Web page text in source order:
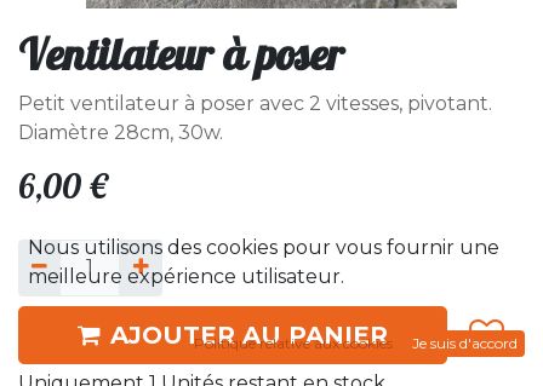
Ventilateur à poser
Petit ventilateur à poser avec 2 vitesses, pivotant.
Diamètre 28cm, 30w.
6,00 €
AJOUTER AU PANIER
Nous utilisons des cookies pour vous fournir une
meilleure expérience utilisateur.
Politique relative aux cookies Je suis d'accord